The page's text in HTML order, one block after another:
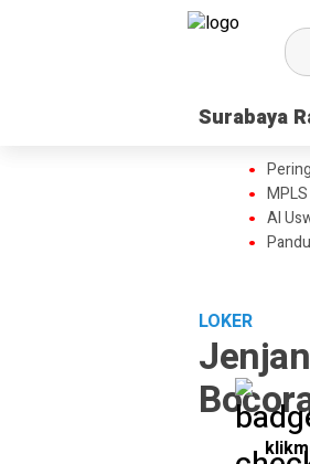
Surabaya
Surabaya
Al
LOKER